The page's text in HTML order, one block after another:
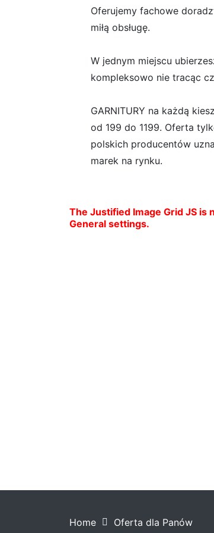
Oferujemy fachowe
miłą obsługę.
W jednym miejscu
kompleksowo nie tracąc
GARNITURY na każdą
od 199 do 1199. Oferta
polskich producentów
marek na rynku.
The Justified Image Grid JS is
General settings.
Home Oferta dla Panów